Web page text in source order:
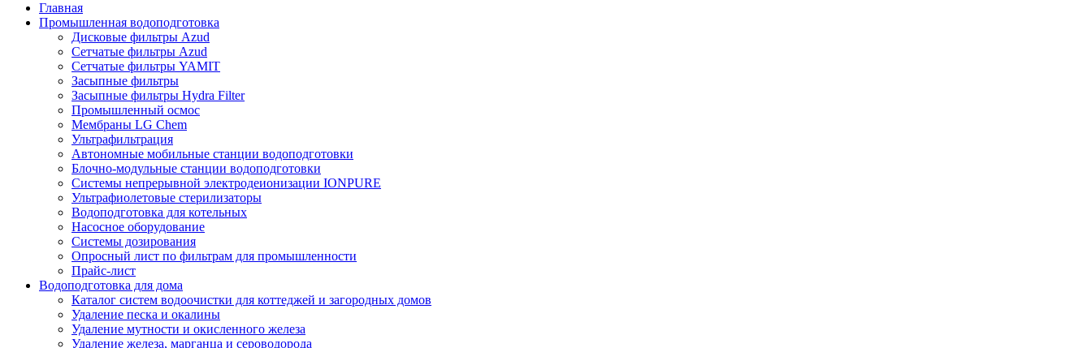
Главная
Промышленная водоподготовка
Дисковые фильтры Azud
Сетчатые фильтры Azud
Сетчатые фильтры YAMIT
Засыпные фильтры
Засыпные фильтры Hydra Filter
Промышленный осмос
Мембраны LG Chem
Ультрафильтрация
Автономные мобильные станции водоподготовки
Блочно-модульные станции водоподготовки
Системы непрерывной электродеионизации IONPURE
Ультрафиолетовые стерилизаторы
Водоподготовка для котельных
Насосное оборудование
Системы дозирования
Опросный лист по фильтрам для промышленности
Прайс-лист
Водоподготовка для дома
Каталог систем водоочистки для коттеджей и загородных домов
Удаление песка и окалины
Удаление мутности и окисленного железа
Удаление железа, марганца и сероводорода